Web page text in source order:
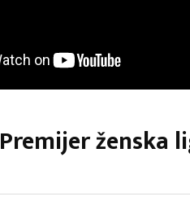
Premijer ženska